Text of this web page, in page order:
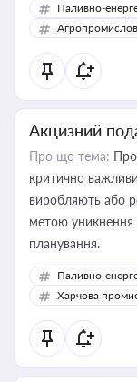
Паливно-
Акцизний
Про що тема:
критично
виробляють або
метою уникнення
планування.
Паливно-
Харчова